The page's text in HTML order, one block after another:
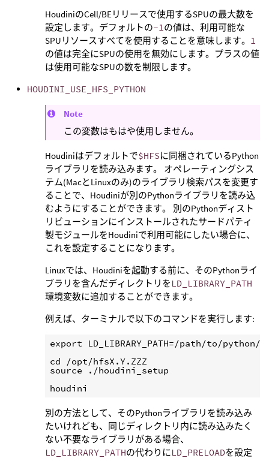
HoudiniのCell/BEリリースで使用するSPUの最大数を
設定します。デフォルトの-1 の値は、利用可能な
SPUリソースすべてを使用することを意味します。
1
の値は完全にSPUの使用を無効にします。プラスの値
は使用可能なSPUの数を制限します。
HOUDINI_USE_HFS_PYTHON
Note
この変数はもはや使用しません。
Houdiniはデフォルトで$HFSに同梱されているPython
ライブラリを読み込みます。 オペレーティングシス
テム(MacとLinuxのみ)のライブラリ検索パスを変更す
ることで、Houdiniが別のPythonライブラリを読み込
むようにすることができます。 別のPythonディスト
リビューションにインストールされたサードパティ
製モジュールをHoudiniで利用可能にしたい場合に、
これを設定することになります。
Linuxでは、Houdiniを起動する前に、そのPythonライ
ブラリを含んだディレクトリを LD_LIBRARY_PATH
環境変数に追加することができます。
例えば、ターミナルで以下のコマンドを実行します:
export LD_LIBRARY_PATH=/path/to/python/
cd /opt/hfsX.Y.ZZZ
source ./houdini_setup
別の方法として、そのPythonライブラリを読み込み
たいけれども、同じディレクトリ内に読み込みたく
ない不要なライブラリがある場合、
LD_LIBRARY_PATHの代わりにLD_PRELOADを設定